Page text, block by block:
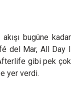
bugüne kadar
del Mar, All Day I
gibi pek çok
yer verdi.